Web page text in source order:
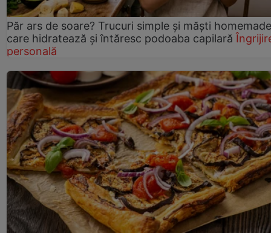
Păr ars de soare? Trucuri simple și măști homemade
care hidratează și întăresc podoaba capilară
personală